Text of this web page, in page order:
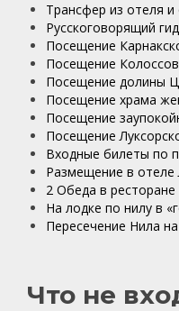
Трансфер из отеля и
Русскоговорящий
Посещение
Посещение
Посещение долины
Посещение храма
Посещение
Посещение
Входные билеты по
Размещение в отеле
2 Обеда в
На лодке по нилу в
Пересечение Нила
Что не